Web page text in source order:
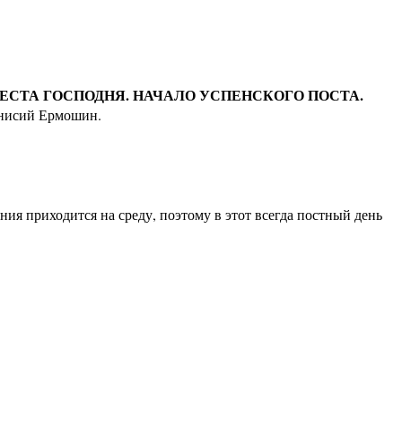
ГОСПОДНЯ. НАЧАЛО УСПЕНСКОГО ПОСТА.
Ермошин.
приходится на среду, поэтому в этот всегда постный день